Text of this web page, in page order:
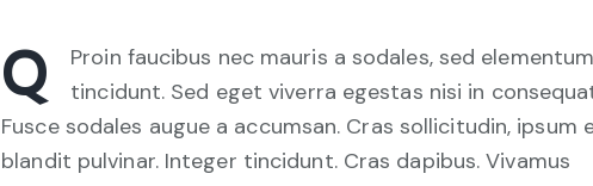
Q
Proin faucibus nec mauris a sodales, sed
tincidunt. Sed eget viverra egestas nisi in
Fusce sodales augue a accumsan. Cras sollicitudin, ipsum
blandit pulvinar. Integer tincidunt. Cras dapibus. Vivamus